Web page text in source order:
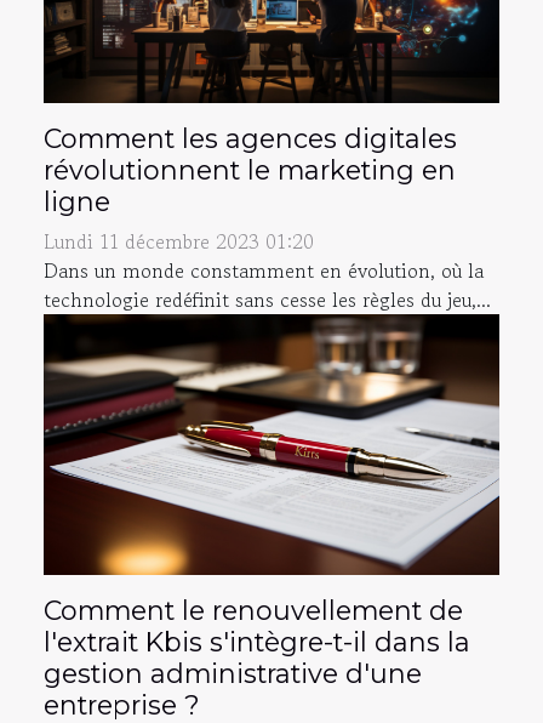
Comment les agences digitales
révolutionnent le marketing en
ligne
Lundi 11 décembre 2023 01:20
Dans un monde constamment en évolution, où la
technologie redéfinit sans cesse les règles du jeu,...
Comment le renouvellement de
l'extrait Kbis s'intègre-t-il dans la
gestion administrative d'une
entreprise ?